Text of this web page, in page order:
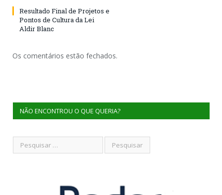
Resultado Final de Projetos e
Pontos de Cultura da Lei
Aldir Blanc
Os comentários estão fechados.
NÃO ENCONTROU O QUE QUERIA?